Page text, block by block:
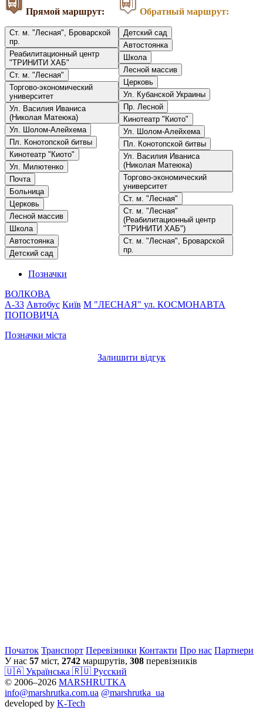
Прямой маршрут:
Ст. м. "Лесная", Броварской
пр.
Реабилитационный центр
"ТРИНИТИ ХАБ"
Ст. м. "Лесная"
Торгово-экономический
университет
Ул. Василия Иваниса
(Николая Матеюка)
Ул. Шолом-Алейхема
Пл. Конотопской битвы
Кинотеатр "Киото"
Ул. Милютенко
Почта
Больница
Церковь
Лесной массив
Школа
Автостоянка
Детский сад
Обратный маршрут:
Детский сад
Автостоянка
Школа
Лесной массив
Церковь
Ул. Кубанской Украины
Пр. Лесной
Кинотеатр "Киото"
Ул. Шолом-Алейхема
Пл. Конотопской битвы
Ул. Василия Иваниса
(Николая Матеюка)
Торгово-экономический
университет
Ст. м. "Лесная"
Ст. м. "Лесная"
(Реабилитационный центр
"ТРИНИТИ ХАБ")
Ст. м. "Лесная", Броварской
пр.
Позначки
ВОЛКОВА
A-33 Автобус Київ М "ЛЕСНАЯ" ул. КОСМОНАВТА
ПОПОВИЧА
Позначки міста
Залишити відгук
Початок Транспорт Перевiзники Контакти Про нас Партнери
У нас 57 міст, 2742 маршрутів, 308 перевізників
🇺🇦 Українська 🇷🇺 Русский
© 2006–2026 MARSHRUTKA
info@marshrutka.com.ua @marshrutka_ua
developed by K-Tech